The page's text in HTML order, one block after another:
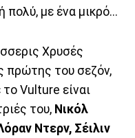
πολύ, με ένα μικρό...
Χρυσές
πρώτης του σεζόν,
Vulture είναι
του, Νικόλ
Ντερν, Σέιλιν